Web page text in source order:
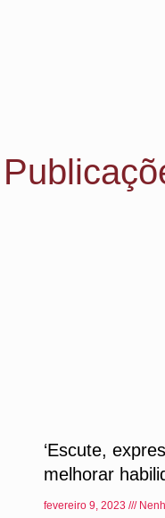
‘Escute,
melhorar
fevereiro 9, 2023